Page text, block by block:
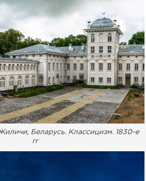
Беларусь. Классицизм. 1830-е
гг